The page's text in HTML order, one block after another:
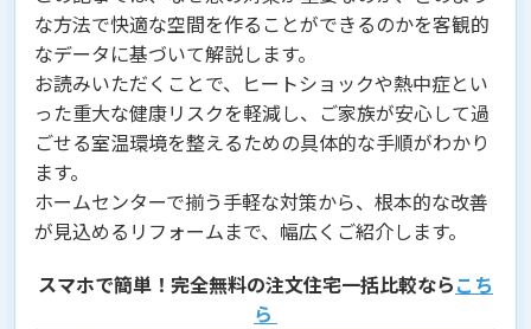
な方法で快適な空間を作ることができるのかを客観的
なデータに基づいて解説します。
お読みいただくことで、ヒートショックや熱中症とい
った重大な健康リスクを軽減し、ご家族が安心して過
ごせる室温環境を整えるための具体的な手順がわかり
ます。
ホームセンターで揃う手軽な対策から、根本的な改善
が見込めるリフォームまで、幅広くご紹介します。
スマホで簡単！完全無料の注文住宅一括比較ならこち
ら